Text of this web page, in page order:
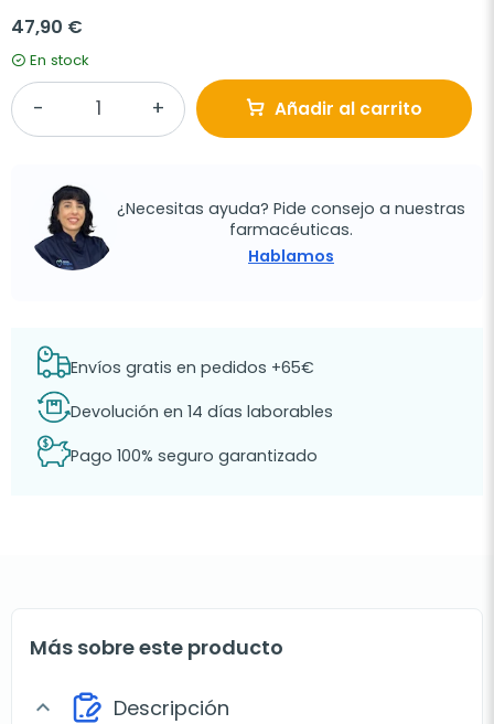
47,90 €
En stock
Añadir al carrito
¿Necesitas ayuda? Pide consejo a nuestras
farmacéuticas.
Hablamos
Envíos gratis en pedidos +65€
Devolución en 14 días laborables
Pago 100% seguro garantizado
Más sobre este producto
expand_more Descripción